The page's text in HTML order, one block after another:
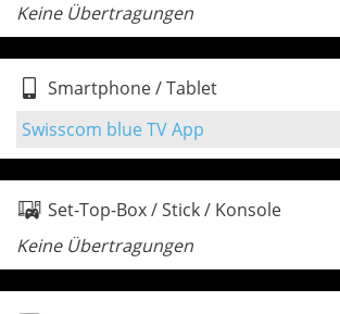
Keine Übertragungen
Smartphone / Tablet
Swisscom blue TV App
Set-Top-Box / Stick / Konsole
Keine Übertragungen